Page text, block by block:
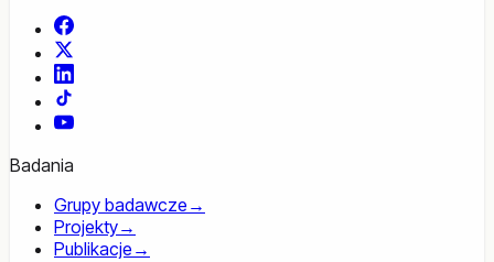
Facebook
YouTube
Badania
Grupy badawcze →
Projekty→
Publikacje →